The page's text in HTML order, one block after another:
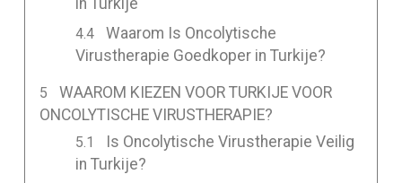
in Turkije
Waarom Is Oncolytische
Virustherapie Goedkoper in Turkije?
WAAROM KIEZEN VOOR TURKIJE VOOR
ONCOLYTISCHE VIRUSTHERAPIE?
Is Oncolytische Virustherapie Veilig
in Turkije?